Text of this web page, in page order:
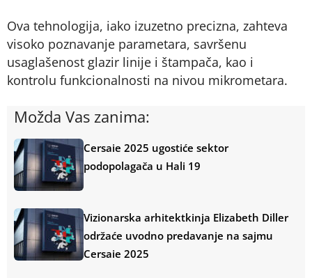
Ova tehnologija, iako izuzetno precizna, zahteva
visoko poznavanje parametara, savršenu
usaglašenost glazir linije i štampača, kao i
kontrolu funkcionalnosti na nivou mikrometara.
Možda Vas zanima:
Cersaie 2025 ugostiće sektor
podopolagača u Hali 19
Vizionarska arhitektkinja Elizabeth Diller
održaće uvodno predavanje na sajmu
Cersaie 2025